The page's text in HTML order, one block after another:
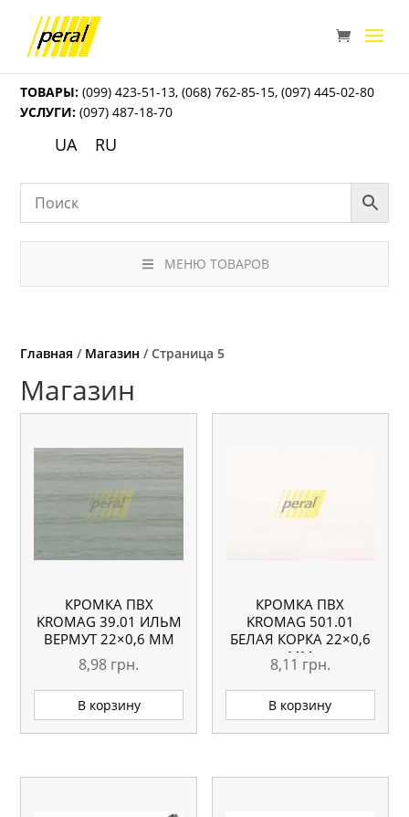
ТОВАРЫ: (099) 423-51-13,(068) 762-85-15,(097) 445-02-80
УСЛУГИ: (097) 487-18-70
UA RU
МЕНЮ ТОВАРОВ
Главная / Магазин / Страница 5
Магазин
КРОМКА ПВХ
KROMAG 39.01 ИЛЬМ
ВЕРМУТ 22×0,6 ММ
8,98 грн.
В корзину
КРОМКА ПВХ
KROMAG 501.01
БЕЛАЯ КОРКА 22×0,6
ММ
8,11 грн.
В корзину